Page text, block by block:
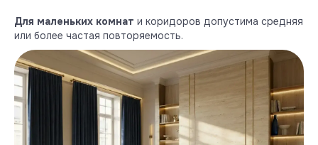
Для маленьких комнат и коридоров допустима средняя
или более частая повторяемость.